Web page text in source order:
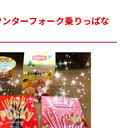
ターフォーク乗りっぱな